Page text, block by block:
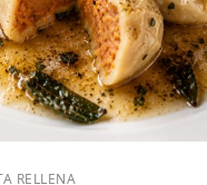
RELLENA